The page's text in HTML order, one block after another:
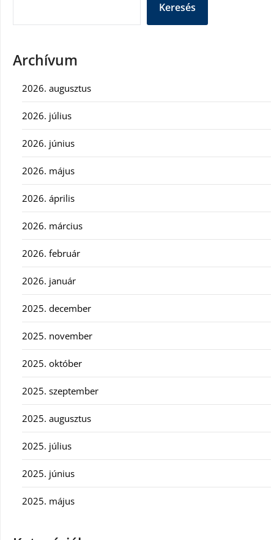
Keresés
Archívum
2026. augusztus
2026. július
2026. június
2026. május
2026. április
2026. március
2026. február
2026. január
2025. december
2025. november
2025. október
2025. szeptember
2025. augusztus
2025. július
2025. június
2025. május